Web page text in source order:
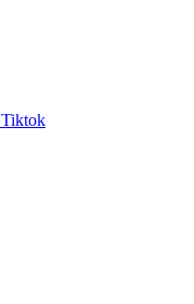
Tiktok